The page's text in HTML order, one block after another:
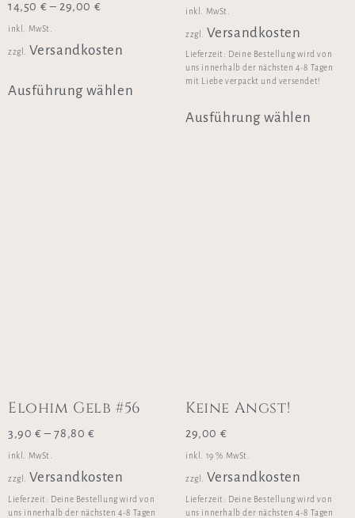
14,50 €– 29,00 €
inkl. MwSt.
zzgl. Versandkosten
Ausführung wählen
inkl. MwSt.
zzgl. Versandkosten
Lieferzeit: Deine Bestellung wird von
uns innerhalb der nächsten 4-8 Tagen
mit Liebe verpackt und versendet!
Ausführung wählen
Elohim Gelb #56
3,90 €–78,80€
inkl. MwSt.
zzgl. Versandkosten
Lieferzeit: Deine Bestellung wird von
uns innerhalb der nächsten 4-8 Tagen
Keine Angst!
29,00 €
inkl. 19 % MwSt.
zzgl. Versandkosten
Lieferzeit: Deine Bestellung wird von
uns innerhalb der nächsten 4-8 Tagen